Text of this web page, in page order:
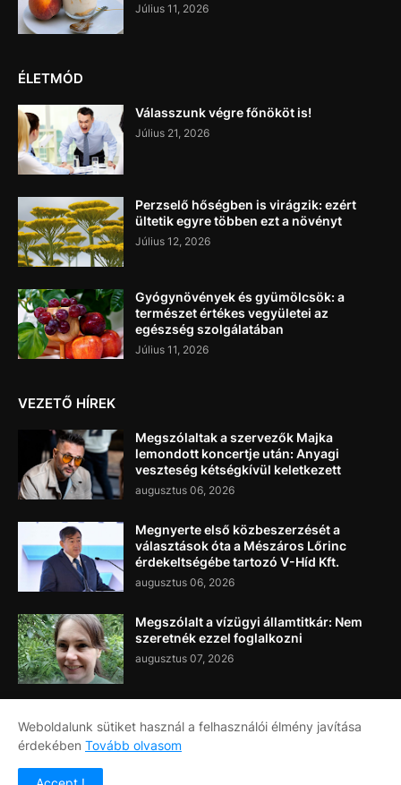
Július 11, 2026
ÉLETMÓD
Válasszunk végre főnököt is!
Július 21, 2026
Perzselő hőségben is virágzik: ezért
ültetik egyre többen ezt a növényt
Július 12, 2026
Gyógynövények és gyümölcsök: a
természet értékes vegyületei az
egészség szolgálatában
Július 11, 2026
VEZETŐ HÍREK
Megszólaltak a szervezők Majka
lemondott koncertje után: Anyagi
veszteség kétségkívül keletkezett
augusztus 06, 2026
Megnyerte első közbeszerzését a
választások óta a Mészáros Lőrinc
érdekeltségébe tartozó V-Híd Kft.
augusztus 06, 2026
Megszólalt a vízügyi államtitkár: Nem
szeretnék ezzel foglalkozni
augusztus 07, 2026
Címlap Rólunk
Weboldalunk sütiket használ a felhasználói élmény javítása
érdekében Tovább olvasom